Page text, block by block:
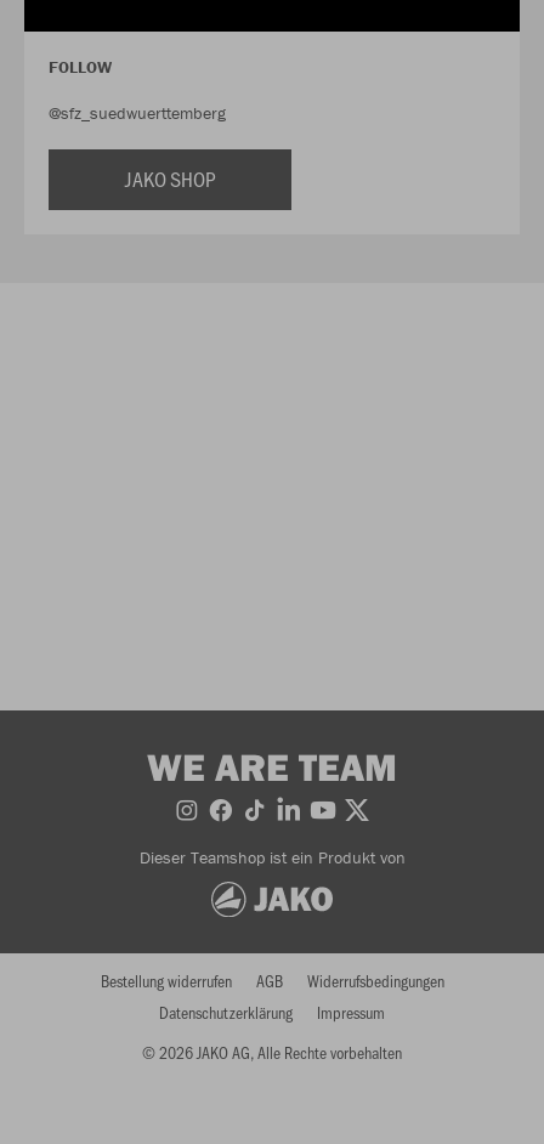
FOLLOW
@sfz_suedwuerttemberg
JAKO SHOP
WE ARE TEAM
Dieser Teamshop ist ein Produkt von
© 2026 JAKO AG, Alle Rechte vorbehalten
Bestellung widerrufen AGB
Widerrufsbedingungen
Datenschutzerklärung
Impressum